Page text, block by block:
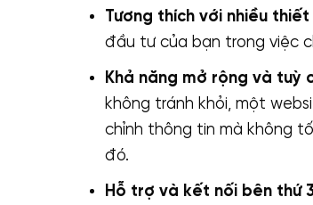
Tương thích với nhiều thiết
đầu tư của bạn trong việc
Khả năng mở rộng và tuỳ
không tránh khỏi, một
chỉnh thông tin mà không
đó.
Hỗ trợ và kết nối bên thứ